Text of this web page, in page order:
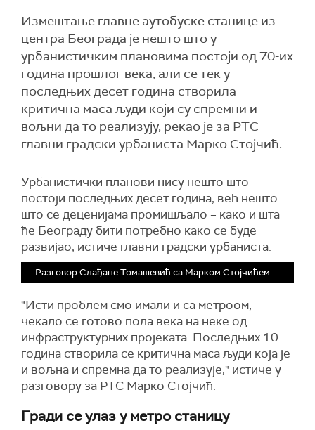
Измештање главне аутобуске станице из
центра Београда је нешто што у
урбанистичким плановима постоји од 70-их
година прошлог века, али се тек у
последњих десет година створила
критична маса људи који су спремни и
вољни да то реализују, рекао је за РТС
главни градски урбаниста Марко Стојчић.
Урбанистички планови нису нешто што
постоји последњих десет година, већ нешто
што се деценијама промишљало – како и шта
ће Београду бити потребно како се буде
развијао, истиче главни градски урбаниста.
Разговор Слађане Томашевић са Марком Стојчићем
"Исти проблем смо имали и са метроом,
чекало се готово пола века на неке од
инфраструктурних пројеката. Последњих 10
година створила се критична маса људи која је
и вољна и спремна да то реализује," истиче у
разговору за РТС Марко Стојчић.
Гради се улаз у метро станицу